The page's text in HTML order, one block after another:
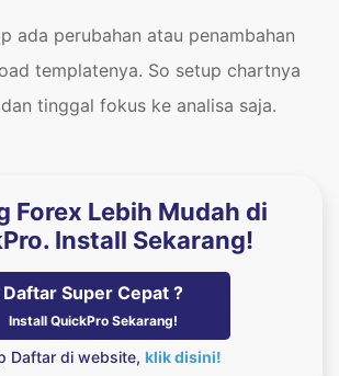
ada perubahan atau penambahan
templatenya. So setup chartnya
tinggal fokus ke analisa saja.
Forex Lebih Mudah di
Install Sekarang!
Daftar Super Cepat ?
Install QuickPro Sekarang!
Daftar di website, klik disini!